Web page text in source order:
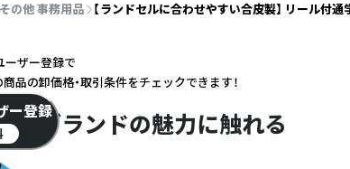
その他 事務用品 【ランドセルに合わせやすい合皮製】 リール付
ブランドの魅力に触れる
ーザー登録で
商品の卸価格・取引条件をチェックできます！
ー登録